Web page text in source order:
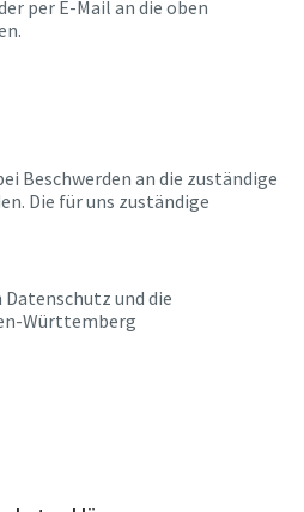
per E-Mail an die oben
Beschwerden an die zuständige
Die für uns zuständige
und die
Württemberg